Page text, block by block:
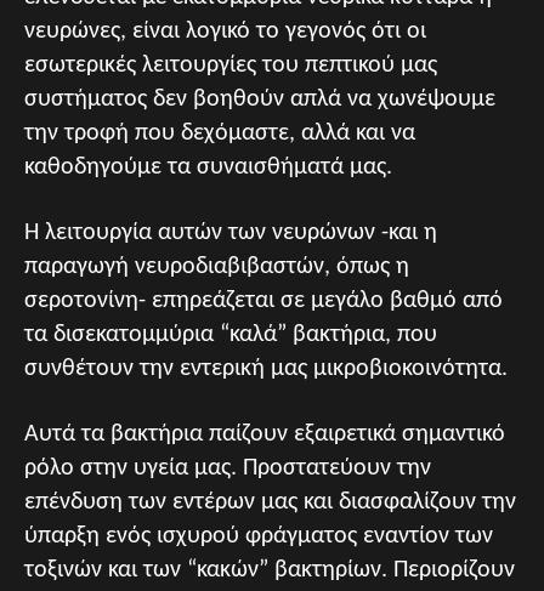
νευρώνες, είναι λογικό το γεγονός ότι οι
εσωτερικές λειτουργίες του πεπτικού μας
συστήματος δεν βοηθούν απλά να χωνέψουμε
την τροφή που δεχόμαστε, αλλά και να
καθοδηγούμε τα συναισθήματά μας.
Η λειτουργία αυτών των νευρώνων -και η
παραγωγή νευροδιαβιβαστών, όπως η
σεροτονίνη- επηρεάζεται σε μεγάλο βαθμό από
τα δισεκατομμύρια “καλά” βακτήρια, που
συνθέτουν την εντερική μας μικροβιοκοινότητα.
Αυτά τα βακτήρια παίζουν εξαιρετικά σημαντικό
ρόλο στην υγεία μας. Προστατεύουν την
επένδυση των εντέρων μας και διασφαλίζουν την
ύπαρξη ενός ισχυρού φράγματος εναντίον των
τοξινών και των “κακών” βακτηρίων. Περιορίζουν